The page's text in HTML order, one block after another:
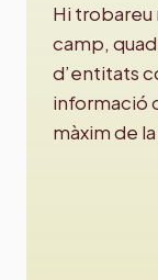
Hi
camp,
d’entitats
informació
màxim de